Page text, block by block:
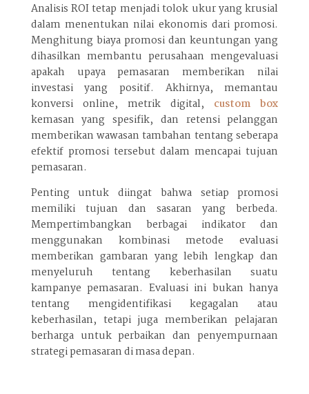
Analisis ROI tetap menjadi tolok ukur yang krusial
dalam menentukan nilai ekonomis dari promosi.
Menghitung biaya promosi dan keuntungan yang
dihasilkan membantu perusahaan mengevaluasi
apakah upaya pemasaran memberikan nilai
investasi yang positif. Akhirnya, memantau
konversi online, metrik digital, custom box
kemasan yang spesifik, dan retensi pelanggan
memberikan wawasan tambahan tentang seberapa
efektif promosi tersebut dalam mencapai tujuan
pemasaran.
Penting untuk diingat bahwa setiap promosi
memiliki tujuan dan sasaran yang berbeda.
Mempertimbangkan berbagai indikator dan
menggunakan kombinasi metode evaluasi
memberikan gambaran yang lebih lengkap dan
menyeluruh tentang keberhasilan suatu
kampanye pemasaran. Evaluasi ini bukan hanya
tentang mengidentifikasi kegagalan atau
keberhasilan, tetapi juga memberikan pelajaran
berharga untuk perbaikan dan penyempurnaan
strategi pemasaran di masa depan.